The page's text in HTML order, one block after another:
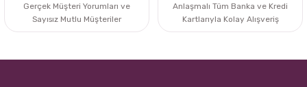
Gerçek Müşteri Yorumları ve
Sayısız Mutlu Müşteriler
Anlaşmalı Tüm Banka ve Kredi
Kartlarıyla Kolay Alışveriş